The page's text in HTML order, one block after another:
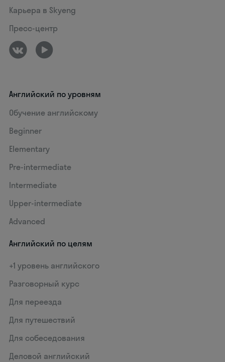
Карьера в Skyeng
Пресс-центр
Английский по уровням
Обучение английскому
Beginner
Elementary
Pre-intermediate
Intermediate
Upper-intermediate
Advanced
Английский по целям
+1 уровень английского
Разговорный курс
Для переезда
Для путешествий
Для собеседования
Деловой английский